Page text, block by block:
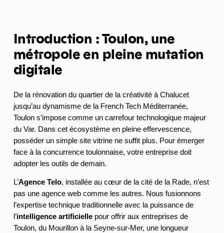
Introduction : Toulon, une
métropole en pleine mutation
digitale
De la rénovation du quartier de la créativité à Chalucet
jusqu’au dynamisme de la French Tech Méditerranée,
Toulon s’impose comme un carrefour technologique majeur
du Var. Dans cet écosystème en pleine effervescence,
posséder un simple site vitrine ne suffit plus. Pour émerger
face à la concurrence toulonnaise, votre entreprise doit
adopter les outils de demain.
L’Agence Telo, installée au cœur de la cité de la Rade, n’est
pas une agence web comme les autres. Nous fusionnons
l’expertise technique traditionnelle avec la puissance de
l’intelligence artificiellepour offrir aux entreprises de
Toulon, du Mourillon à la Seyne-sur-Mer, une longueur